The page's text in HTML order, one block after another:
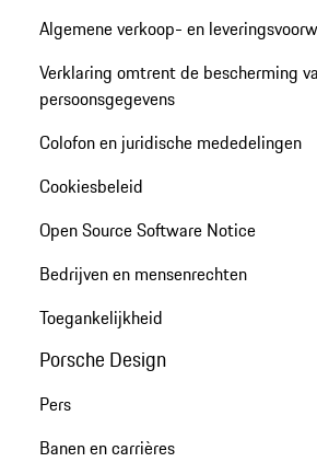
Algemene verkoop- en
Verklaring omtrent de bescherming
persoonsgegevens
Colofon en juridische mededelingen
Cookiesbeleid
Open Source Software Notice
Bedrijven en mensenrechten
Toegankelijkheid
Porsche Design
Pers
Banen en carrières